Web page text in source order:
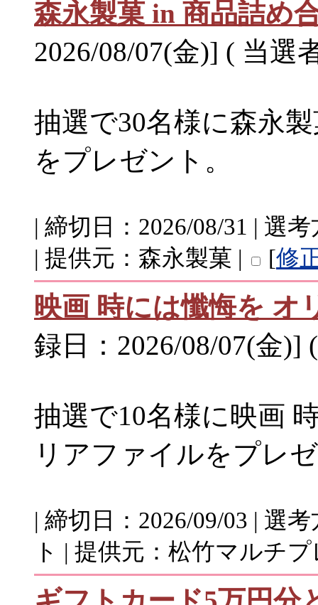
森永製菓 in 商品詰め
2026/08/07(金)] ( 当選
抽選で30名様に森永
をプレゼント。
| 締切日：2026/08/31 | 選
| 提供元：森永製菓 |
[修
映画 時には懺悔を オ
録日：2026/08/07(金)]
抽選で10名様に映画
リアファイルをプレ
| 締切日：2026/09/03 | 選
ト | 提供元：松竹マルチ